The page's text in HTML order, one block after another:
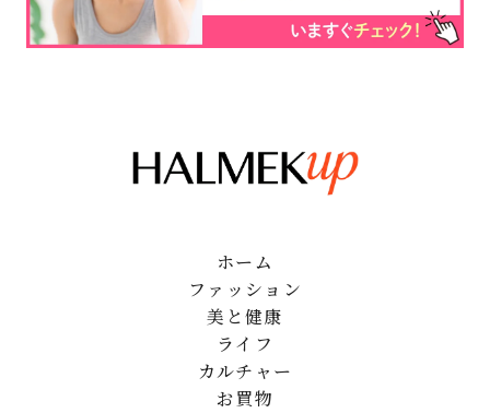
ホーム
ファッション
美と健康
ライフ
カルチャー
お買物